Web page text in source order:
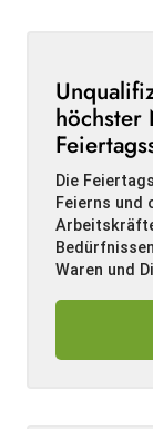
höchster
Die
Feierns und
Waren und